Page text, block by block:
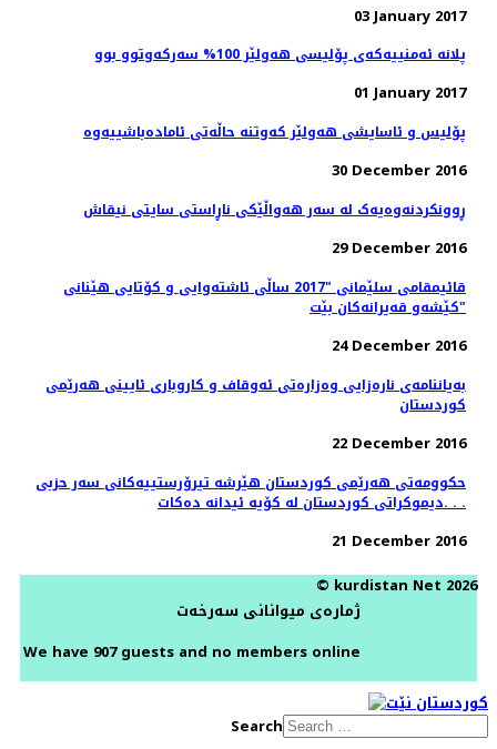
03 January 2017
پلانە ئەمنییەكەی پۆلیسی هەولێر 100% سەركەوتوو بوو
01 January 2017
پۆلیس و ئاسایشی هەولێر كەوتنە حاڵەتی ئامادەباشییەوە
30 December 2016
ڕوونکردنەوەیەک لە سەر هەواڵێکی ناڕاستی سایتی نیقاش
29 December 2016
قائیمقامی سلێمانی "2017 ساڵی ئاشته‌وایی و كۆتایی هێنانی
كێشه‌و قه‌یرانه‌كان بێت"
24 December 2016
بەیاننامەی نارەزایی وەزارەتی ئەوقاف و كاروباری ئایینی هەرێمی
كوردستان
22 December 2016
حكوومه‌تى هه‌رێمى كوردستان هێرشە تیرۆرستییه‌کانی سەر حزبی
دیموکراتی کوردستان لە کۆیە ئیدانە دەكات. . .
21 December 2016
© kurdistan Net 2026
ژمارەی میوانانی سەرخەت
We have 907 guests and no members online
Search